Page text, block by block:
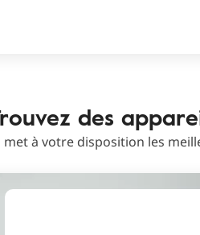
des
à votre disposition les